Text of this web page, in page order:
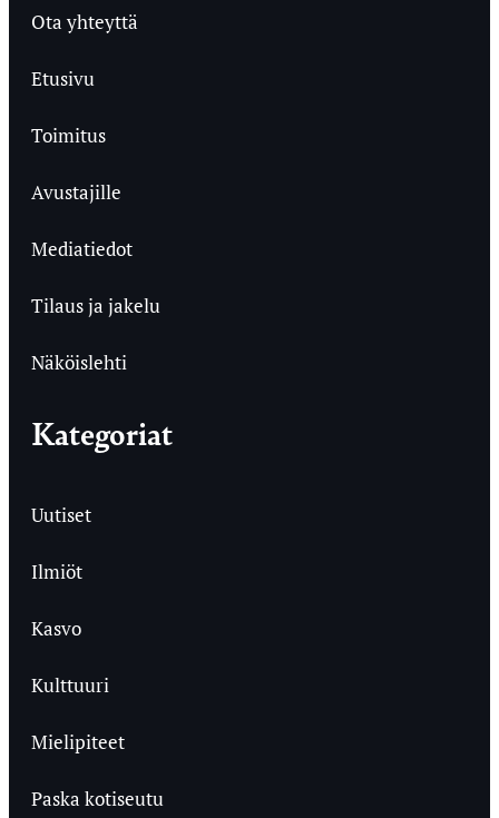
Ota yhteyttä
Etusivu
Toimitus
Avustajille
Mediatiedot
Tilaus ja jakelu
Näköislehti
Kategoriat
Uutiset
Ilmiöt
Kasvo
Kulttuuri
Mielipiteet
Paska kotiseutu